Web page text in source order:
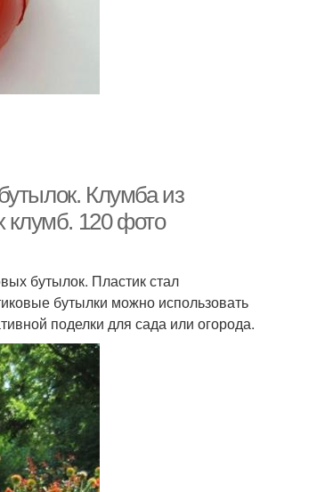
Клумба из
клумб. 120 фото
бутылок. Пластик стал
бутылки можно использовать
поделки для сада или огорода.